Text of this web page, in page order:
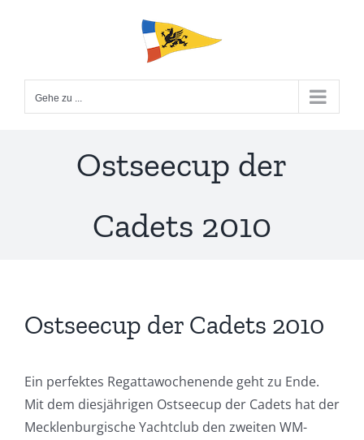
Gehe zu ...
Ostseecup der
Cadets 2010
Ostseecup der Cadets 2010
Ein perfektes Regattawochenende gehtzu Ende.
Mit dem diesjährigen Ostseecup der Cadets hat der
MecklenburgischeYachtclub den zweiten WM-